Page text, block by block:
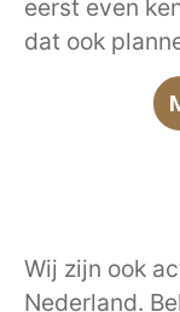
eerst even
dat ook
Wij zijn ook
Nederland.